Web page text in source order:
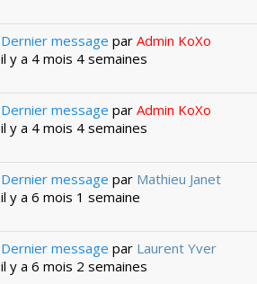
Dernier message par Admin KoXo
il y a 4 mois 4 semaines
Dernier message par Admin KoXo
il y a 4 mois 4 semaines
Dernier message par Mathieu Janet
il y a 6 mois 1 semaine
Dernier message par Laurent Yver
il y a 6 mois 2 semaines